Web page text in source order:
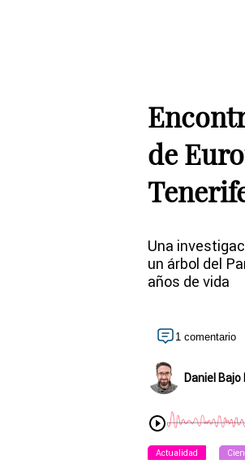
de
Una
un árbol del
años de vida
1 comentario
Daniel Bajo
Actualidad